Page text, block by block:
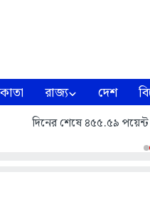
রাজ্য দেশ
দিনের শেষে ৪৫৫.৫৯